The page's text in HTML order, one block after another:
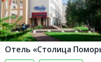
Отель «Столица